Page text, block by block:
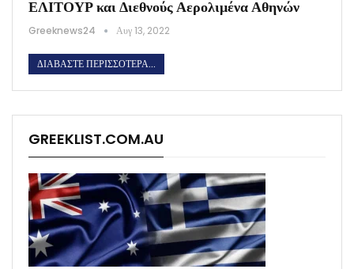
ΕΛΙΤΟΥΡ και Διεθνούς Αερολιμένα Αθηνών
Greeknews24 Αυγ 13, 2022
ΔΙΑΒΆΣΤΕ ΠΕΡΙΣΣΌΤΕΡΑ...
GREEKLIST.COM.AU